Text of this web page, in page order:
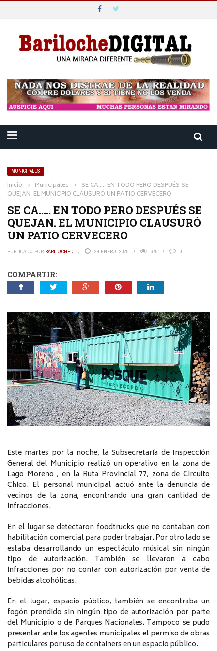
MUNICIPALES
Inicio › Municipales › SE CA….. EN TODO PERO DESPUÉS SE
QUEJAN. EL MUNICIPIO CLAUSURÓ UN PATIO CERVECERO
SE CA….. EN TODO PERO DESPUÉS SE
QUEJAN. EL MUNICIPIO CLAUSURÓ
UN PATIO CERVECERO
PUBLICADO POR BARILOCHED 29 ENERO, 2025 675 0
COMPARTIR:
Este martes por la noche, la Subsecretaría de Inspección
General del Municipio realizó un operativo en la zona de
Lago Moreno , en la Ruta Provincial 77, zona de Circuito
Chico. El personal municipal actuó ante la denuncia de
vecinos de la zona, encontrando una gran cantidad de
infracciones.
En el lugar se detectaron foodtrucks que no contaban con
habilitación comercial para poder trabajar. Por otro lado se
estaba desarrollando un espectáculo músical sin ningún
tipo de autorización. También se llevaron a cabo
infracciones por no contar con autorización por venta de
bebidas alcohólicas.
En el lugar, espacio público, también se encontraba un
fogón prendido sin ningún tipo de autorización por parte
del Municipio o de Parques Nacionales. Tampoco se pudo
presentar ante los agentes municipales el permiso de obras
particulares por uso de containers en un espacio público.